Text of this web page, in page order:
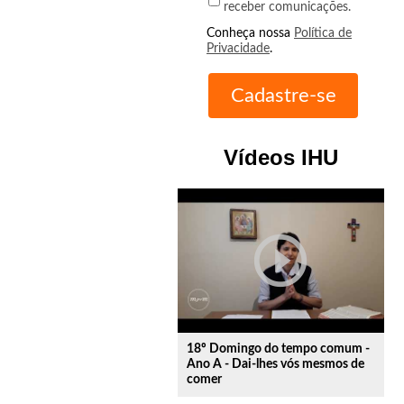
receber comunicações.
Conheça nossa Política de
Privacidade.
Vídeos IHU
play_circle_outline
18º Domingo do tempo comum -
Ano A - Dai-lhes vós mesmos de
comer